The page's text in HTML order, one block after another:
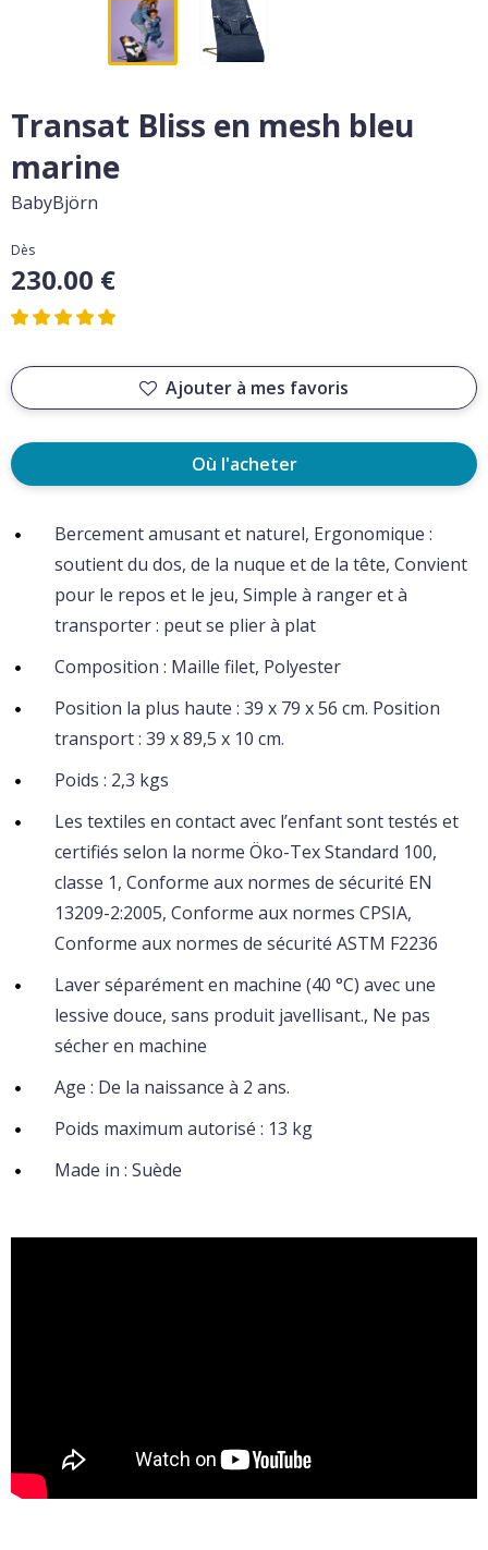
Transat Bliss en mesh bleu
marine
BabyBjörn
Dès
230.00 €
Ajouter à mes favoris
Où l'acheter
Bercement amusant et naturel, Ergonomique :
soutient du dos, de la nuque et de la tête, Convient
pour le repos et le jeu, Simple à ranger et à
transporter : peut se plier à plat
Composition : Maille filet, Polyester
Position la plus haute : 39 x 79 x 56 cm. Position
transport : 39 x 89,5 x 10 cm.
Poids : 2,3 kgs
Les textiles en contact avec l’enfant sont testés et
certifiés selon la norme Öko-Tex Standard 100,
classe 1, Conforme aux normes de sécurité EN
13209-2:2005, Conforme aux normes CPSIA,
Conforme aux normes de sécurité ASTM F2236
Laver séparément en machine (40 °C) avec une
lessive douce, sans produit javellisant., Ne pas
sécher en machine
Age : De la naissance à 2 ans.
Poids maximum autorisé : 13 kg
Made in : Suède